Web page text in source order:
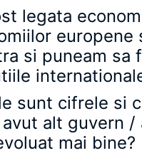
legata
europene
si puneam sa
sunt cifrele si
alt guvern /
mai bine?